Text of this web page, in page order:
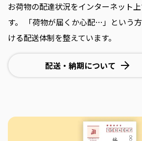
お荷物の配達状況をインターネット
す。
「荷物が届くか心配…」という
ける配送体制を整えています。
配送・納期について